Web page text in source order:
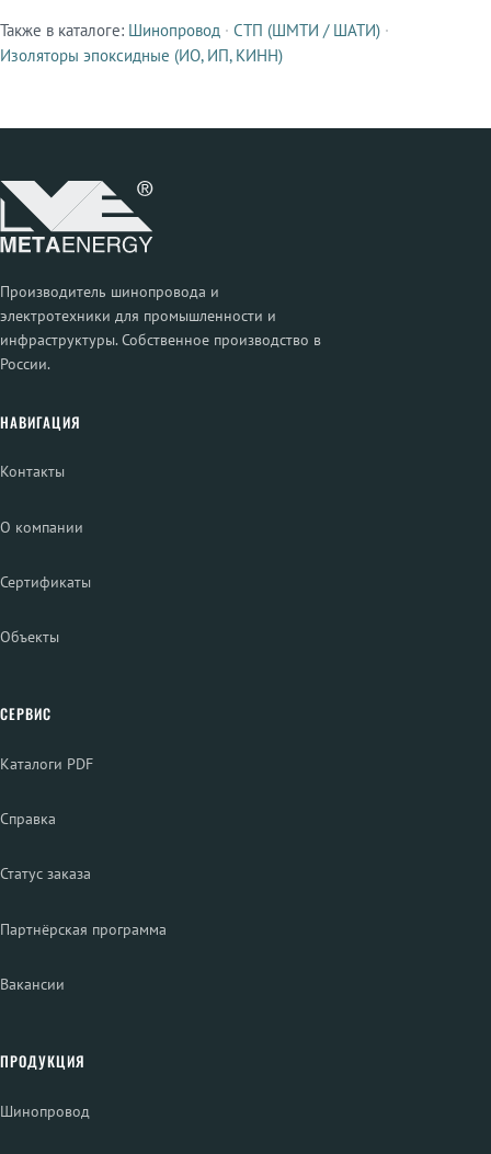
Смежные продукты
Также в каталоге: Шинопровод · СТП (ШМТИ / ШАТИ) ·
Изоляторы эпоксидные (ИО, ИП, КИНН)
Производитель шинопровода и
электротехники для промышленности и
инфраструктуры. Собственное производство в
России.
НАВИГАЦИЯ
Контакты
О компании
Сертификаты
Объекты
СЕРВИС
Каталоги PDF
Справка
Статус заказа
Партнёрская программа
Вакансии
ПРОДУКЦИЯ
Шинопровод